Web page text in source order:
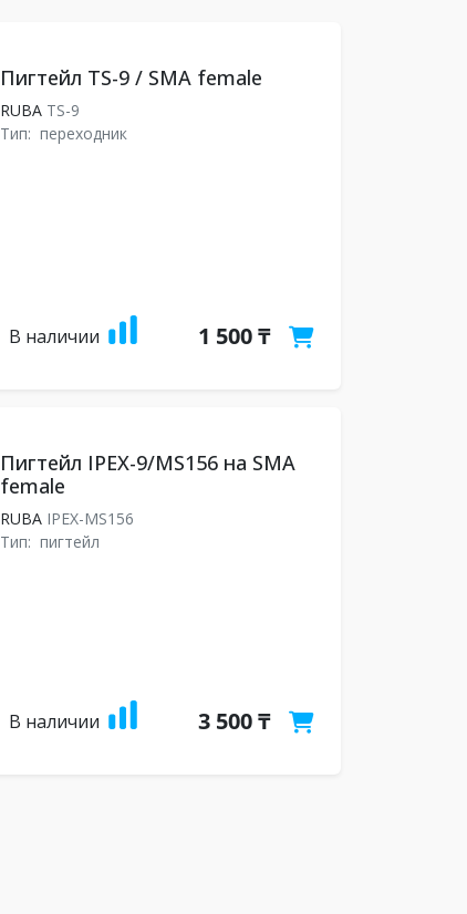
Пигтейл TS-9 / SMA female
RUBATS-9
Тип: переходник
В наличии 1 500 ₸
Пигтейл IPEX-9/MS156 на SMA
female
RUBAIPEX-MS156
Тип: пигтейл
В наличии 3 500 ₸